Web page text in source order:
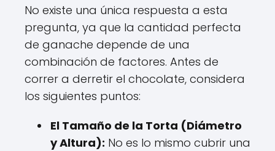
No existe una única respuesta a esta
pregunta, ya que la cantidad perfecta
de ganache depende de una
combinación de factores. Antes de
correr a derretir el chocolate, considera
los siguientes puntos:
El Tamaño de la Torta (Diámetro
y Altura): No es lo mismo cubrir una